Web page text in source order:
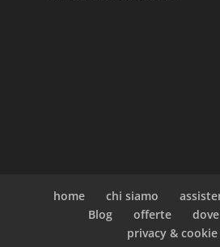
home chi siamo
Blog
offerte
privacy & cookie